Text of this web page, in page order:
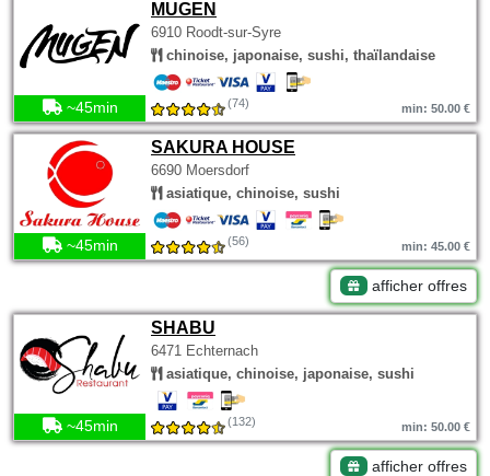
MUGEN
6910 Roodt-sur-Syre
chinoise, japonaise, sushi, thaïlandaise
~45min (74) min: 50.00 €
SAKURA HOUSE
6690 Moersdorf
asiatique, chinoise, sushi
~45min (56) min: 45.00 €
afficher offres
SHABU
6471 Echternach
asiatique, chinoise, japonaise, sushi
~45min (132) min: 50.00 €
afficher offres